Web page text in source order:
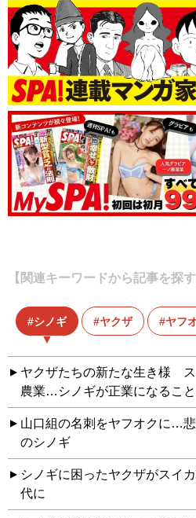
【関連キーワードから記事を探す
シノギ ヤクザ ヤフ
ヤクザたちの新たな生き様 ス
農業…シノギが正業になるこ
山口組の名刺をヤフオクに…
のシノギ
シノギに困ったヤクザがスイ
代に